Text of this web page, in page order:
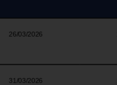
26/03/2026
31/03/2026